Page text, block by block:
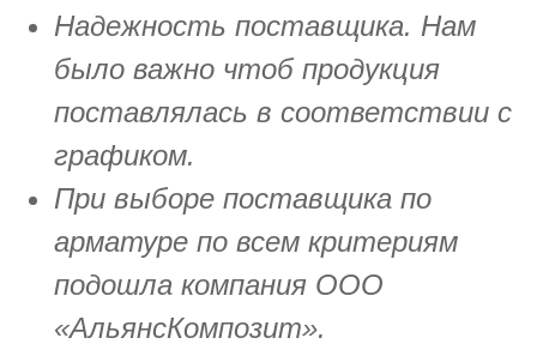
Надежность поставщика. Нам
было важно чтоб продукция
поставлялась в соответствии с
графиком.
При выборе поставщика по
арматуре по всем критериям
подошла компания ООО
«АльянсКомпозит».